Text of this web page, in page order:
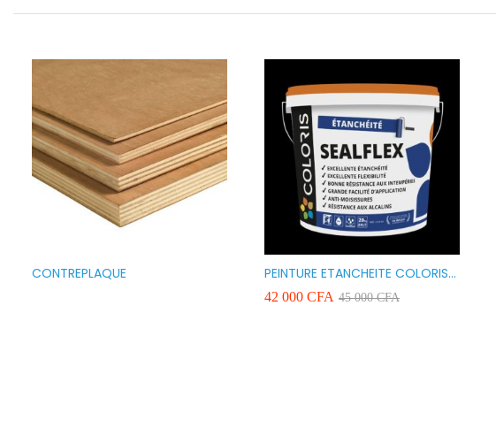
CONTREPLAQUE
PEINTURE ETANCHEITE COLORIS
SEAFLEX 20KG COULEUR ROUGE
BLANC VERT ET GRIS
42 000 CFA 45 000CFA